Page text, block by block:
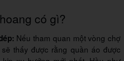
có gì?
Nếu tham quan một vòng chợ
thấy được rằng quần áo được